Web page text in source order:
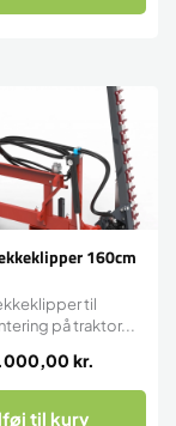
160cm
kr.
til
på traktor...
til kurv